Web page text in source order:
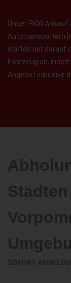
Unser PKW
Autotransportern
warten nur darauf
Fahrzeug an,
Angebot inklusive